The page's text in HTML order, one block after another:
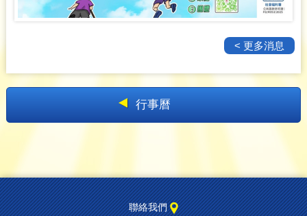
< 更多消息
行事曆
聯絡我們